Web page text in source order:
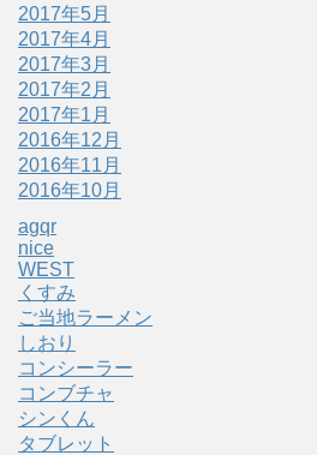
2017年5月
2017年4月
2017年3月
2017年2月
2017年1月
2016年12月
2016年11月
2016年10月
agqr
nice
WEST
くすみ
ご当地ラーメン
しおり
コンシーラー
コンブチャ
シンくん
タブレット